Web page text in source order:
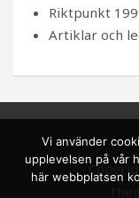
Riktpunkt
Artiklar och
Vi använder
upplevelsen på vår
här webbplatsen